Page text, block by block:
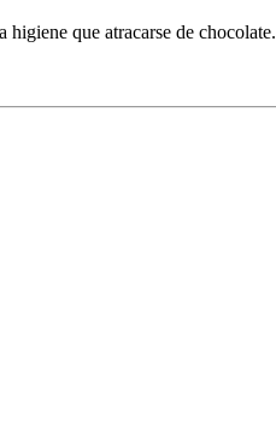
higiene que atracarse de chocolate.